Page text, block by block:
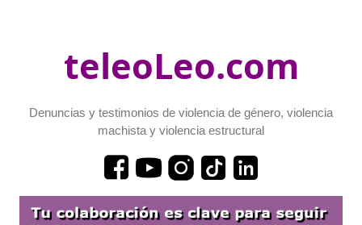
teleoLeo.com
Denuncias y testimonios de violencia de género, violencia
machista y violencia estructural